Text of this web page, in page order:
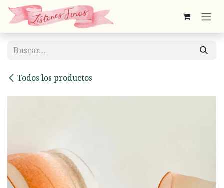
Ir al contenido
Todos los productos